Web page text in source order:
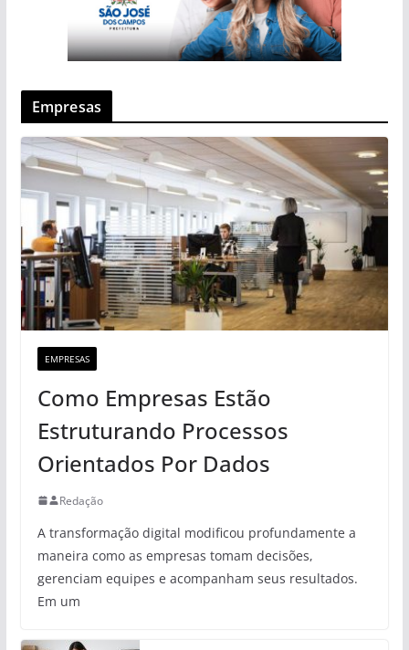
Empresas
EMPRESAS
Como Empresas Estão
Estruturando Processos
Orientados Por Dados
Redação
A transformação digital modificou profundamente a
maneira como as empresas tomam decisões,
gerenciam equipes e acompanham seus resultados.
Em um